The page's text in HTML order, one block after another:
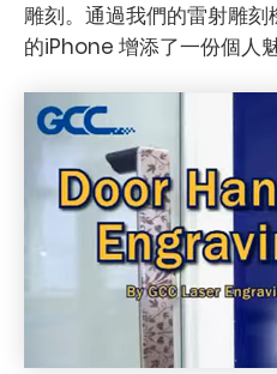
雕刻。通過我們的雷射雕
的iPhone 增添了一份個人